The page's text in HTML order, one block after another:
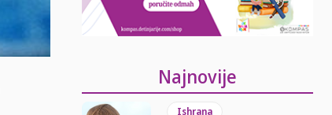
Najnovije
Ishrana